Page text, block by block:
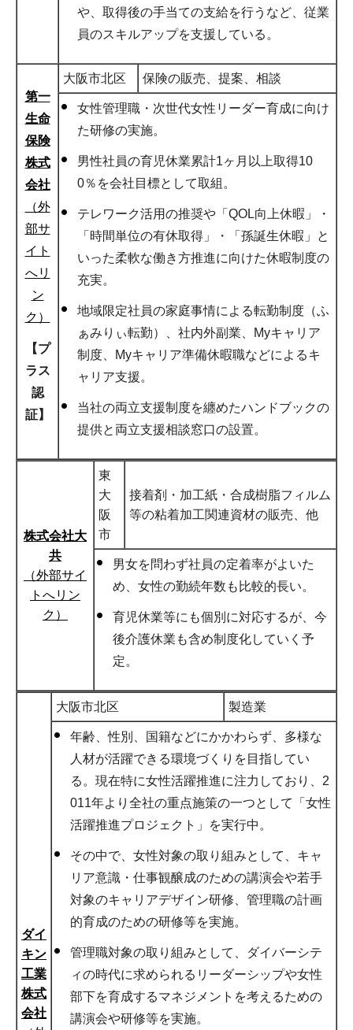
や、取得後の手当ての支給を行うなど、従業
員のスキルアップを支援している。
第一
生命
保険
株式
会社
（外
部サ
イト
へリ
ン
ク）
【プ
ラス
認
証】
大阪市北区 保険の販売、提案、相談
女性管理職・次世代女性リーダー育成に向け
た研修の実施。
男性社員の育児休業累計1ヶ月以上取得10
0％を会社目標として取組。
テレワーク活用の推奨や「QOL向上休暇」・
「時間単位の有休取得」・「孫誕生休暇」と
いった柔軟な働き方推進に向けた休暇制度の
充実。
地域限定社員の家庭事情による転勤制度（ふ
ぁみりぃ転勤）、社内外副業、Myキャリア
制度、Myキャリア準備休暇職などによるキ
ャリア支援。
当社の両立支援制度を纏めたハンドブックの
提供と両立支援相談窓口の設置。
株式会社大
共
（外部サイ
トへリン
ク）
東
大
阪
市
接着剤・加工紙・合成樹脂フィルム
等の粘着加工関連資材の販売、他
男女を問わず社員の定着率がよいた
め、女性の勤続年数も比較的長い。
育児休業等にも個別に対応するが、今
後介護休業も含め制度化していく予
定。
ダイ
キン
工業
株式
会社
大阪市北区 製造業
年齢、性別、国籍などにかかわらず、多様な
人材が活躍できる環境づくりを目指してい
る。現在特に女性活躍推進に注力しており、2
011年より全社の重点施策の一つとして「女性
活躍推進プロジェクト」を実行中。
その中で、女性対象の取り組みとして、キャ
リア意識・仕事観醸成のための講演会や若手
対象のキャリアデザイン研修、管理職の計画
的育成のための研修等を実施。
管理職対象の取り組みとして、ダイバーシテ
ィの時代に求められるリーダーシップや女性
部下を育成するマネジメントを考えるための
講演会や研修等を実施。